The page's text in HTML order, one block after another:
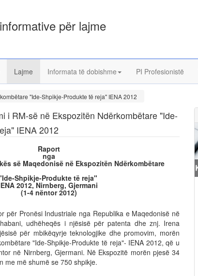
për lajme
Lajme Informata të dobishme PI Profesionistë
"Ide-Shpikje-Produkte të reja" IENA 2012
i RM-së në Ekspozitën Ndërkombëtare "Ide-
IENA 2012
Raport
nga
së Maqedonisë në Ekspozitën Ndërkombëtare
Shpikje-Produkte të reja"
2012, Nirnberg, Gjermani
(1-4 nëntor 2012)
për Pronësi Industriale nga Republika e Maqedonisë në
udhëheqës i njësisë për patenta dhe znj. Irena
për mbikëqyrje teknologjike dhe promovim, morën
"Ide-Shpikje-Produkte të reja"- IENA 2012, që u
në Nirnberg, Gjermani. Në Ekspozitë morën pjesë 34
me më shumë se 750 shpikje.